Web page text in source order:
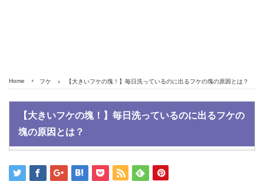
Home フケ 【大きいフケの塊！】毎日洗っているのに出るフケの塊の原因とは？
【大きいフケの塊！】毎日洗っているのに出るフケの
塊の原因とは？